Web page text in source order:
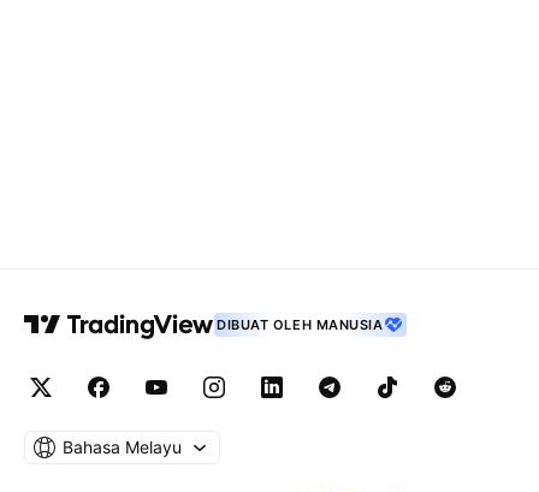
DIBUAT OLEH MANUSIA
Bahasa Melayu